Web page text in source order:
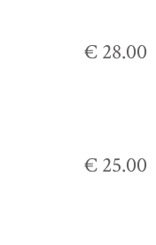
€ 28.00
€ 25.00